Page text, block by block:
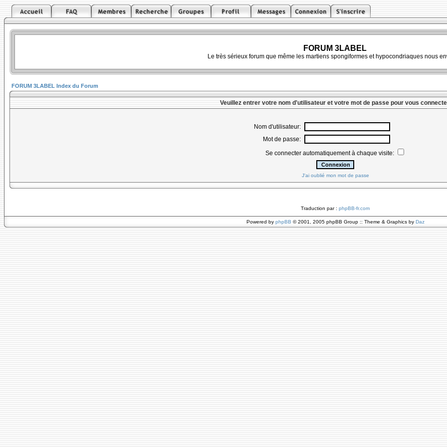
FORUM 3LABEL
Le très sérieux forum que même les martiens spongiformes et hypocondriaques nous
FORUM 3LABEL Index du Forum
Veuillez entrer votre nom d'utilisateur et votre mot de passe pour vous
Nom d'utilisateur:
Mot de passe:
Se connecter automatiquement à chaque visite:
J'ai oublié mon mot de passe
Traduction par : phpBB-fr.com
Powered by phpBB © 2001, 2005 phpBB Group :: Theme & Graphics by Daz